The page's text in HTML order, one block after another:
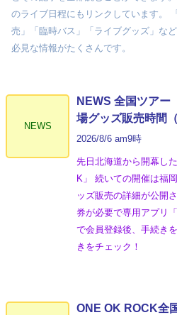
のライブ日程にもリンクしています。
売」「臨時バス」「ライブグッズ」な
必見な情報がたくさんです。
NEWS
NEWS 全国ツア
場グッズ販売時間
2026/8/6 am9時
先日北海道から開幕し
K」 続いての開催は福
ッズ販売の詳細が公開
券が必要で専用アプリ
で会員登録後、手続き
きをチェック！
ONE OK ROCK全